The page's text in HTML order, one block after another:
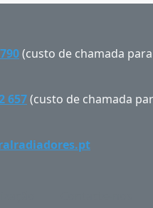
(custo de chamada
657(custo de chamada